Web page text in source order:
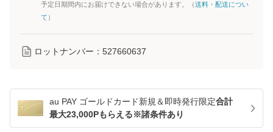
予定日期間内にお届けできない場合があります。（送料・配送につい
て ）
ロットナンバー： 527660637
au PAY ゴールドカード新規＆即時発行限定合計
最大23,000Pもらえる※諸条件あり